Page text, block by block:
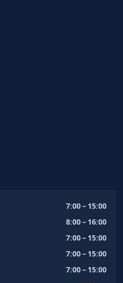
7:00 – 15:00
8:00 – 16:00
7:00 – 15:00
7:00 – 15:00
7:00 – 15:00